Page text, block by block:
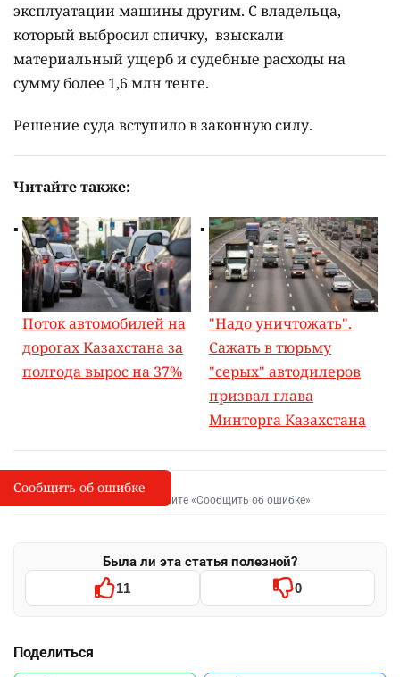
эксплуатации машины другим. С владельца,
который выбросил спичку, взыскали
материальный ущерб и судебные расходы на
сумму более 1,6 млн тенге.
Решение суда вступило в законную силу.
Читайте также:
Поток автомобилей на
дорогах Казахстана за
полгода вырос на 37%
"Надо уничтожать".
Сажать в тюрьму
"серых" автодилеров
призвал глава
Минторга Казахстана
I
Сообщить об опечатке
Выделите фрагмент и нажмите «Сообщить об ошибке»
Была ли эта статья полезной?
11 0
Поделиться
Сообщить об ошибке